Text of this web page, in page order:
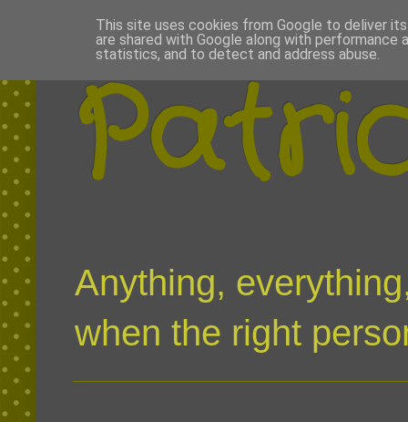
Anything,
when the right
This site uses cookies from Google to deliver
are shared with Google along with
statistics, and to detect and address abuse.